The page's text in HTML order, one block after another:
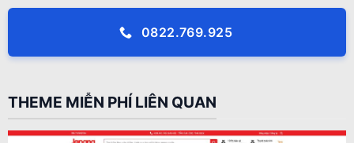
0822.769.925
THEME MIỄN PHÍ LIÊN QUAN